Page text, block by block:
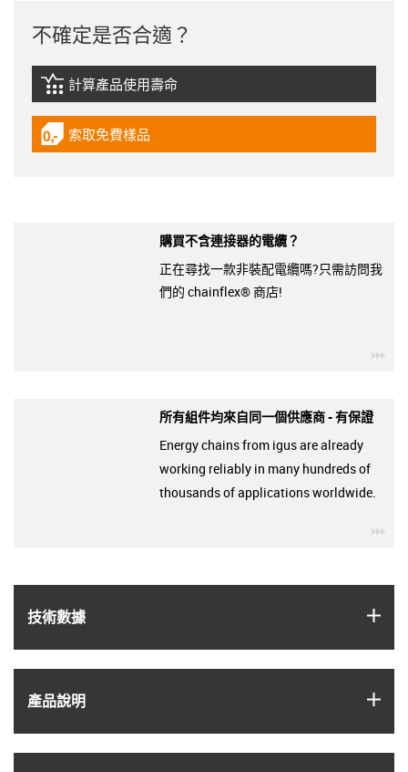
技術數據
產品說明
不確定是否合適？
igus-icon-lebensdauerrechner
計算產品使用壽命
igus-icon-gratismuster
索取免費樣品
購買不含連接器的電纜？
正在尋找一款非裝配電纜嗎?只需訪問我
們的 chainflex® 商店!
所有組件均來自同一個供應商 - 有保證
Energy chains from igus are already
working reliably in many hundreds of
thousands of applications worldwide.